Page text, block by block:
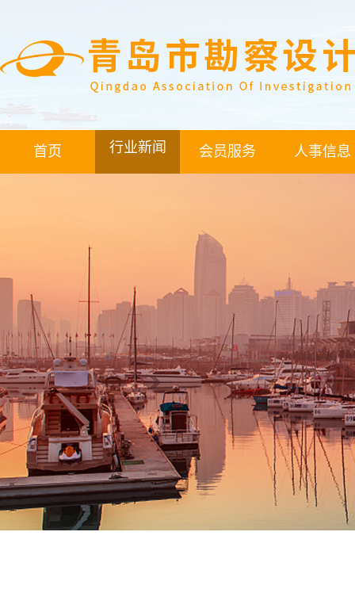
首页 行业新闻 会员服务 人事信息